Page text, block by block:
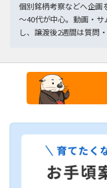
個別銘柄考察などへ企画
～40代が中心。動画・
し、譲渡後2週間は質問